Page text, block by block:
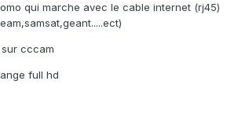
qui marche avec le cable internet (rj45)
cccam
full hd